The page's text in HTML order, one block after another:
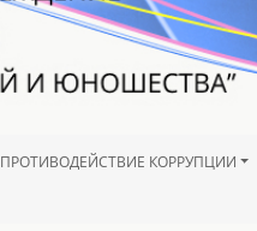
ПРОТИВОДЕЙСТВИЕ КОРРУПЦИИ